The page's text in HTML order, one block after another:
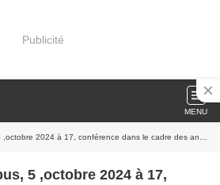
Publicité
MENU
2024 à 17, conférence dans le cadre des ans de l'impressionnisme...
5 ,octobre 2024 à 17,